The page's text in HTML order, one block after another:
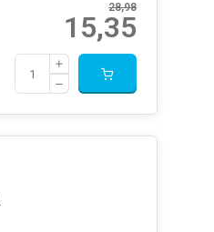
28,98
15,35